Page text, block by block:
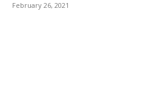
February 26, 2021